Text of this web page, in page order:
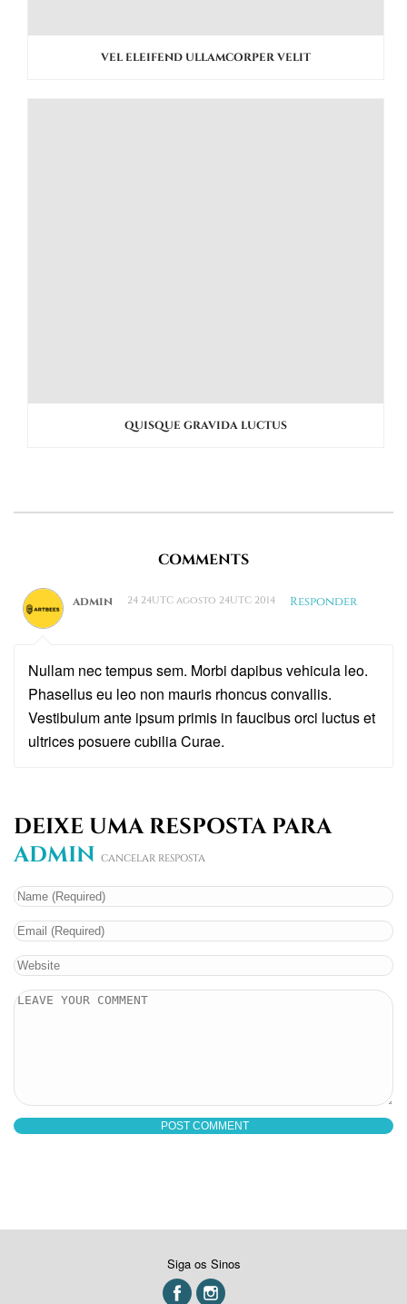
VEL ELEIFEND ULLAMCORPER VELIT
QUISQUE GRAVIDA LUCTUS
COMMENTS
admin 24 24UTC agosto 24UTC 2014 Responder
Nullam nec tempus sem. Morbi dapibus vehicula leo.
Phasellus eu leo non mauris rhoncus convallis.
Vestibulum ante ipsum primis in faucibus orci luctus et
ultrices posuere cubilia Curae.
DEIXE UMA RESPOSTA PARA
ADMIN CANCELAR RESPOSTA
Siga os Sinos